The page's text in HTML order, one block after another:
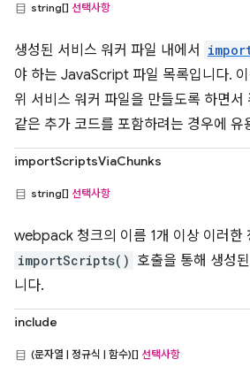
string[] 선택사항
생성된 서비스 워커 파일 내에서
야 하는 JavaScript 파일 목록입니다.
위 서비스 워커 파일을 만들도록 하면서
같은 추가 코드를 포함하려는 경우에 유
importScriptsViaChunks
string[] 선택사항
webpack 청크의 이름 1개 이상 이러한
importScripts() 호출을 통해 생성
니다.
include
(문자열 | 정규식 | 함수)[] 선택사항